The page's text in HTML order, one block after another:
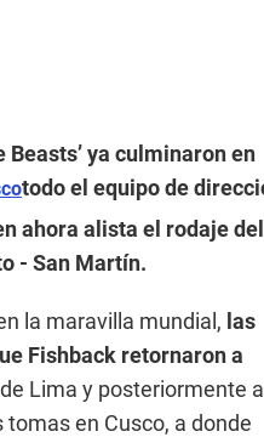
Beasts’ ya culminaron en
todo el equipo de
ahora alista el rodaje del
- San Martín.
la maravilla mundial, las
Fishback retornaron a
Lima y posteriormente a
en Cusco, a donde